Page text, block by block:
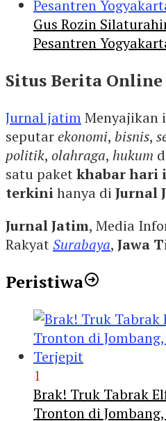
Gus Rozin
Pesantren
Situs Berita
Jurnal jatimMenyajikan
seputarekonomi, bisnis,
politik, olahraga, hukum
satu paketkhabar hari
terkinihanya di Jurnal
Jurnal Jatim, Media
RakyatSurabaya, Jawa
Peristiwa
1
Brak! Truk Tabrak
Tronton di